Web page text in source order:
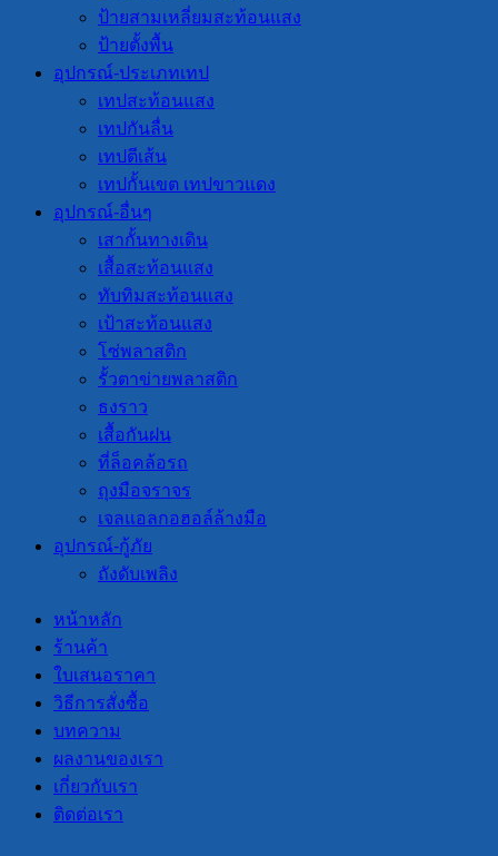
ป้ายสามเหลี่ยมสะท้อนแสง
ป้ายตั้งพื้น
อุปกรณ์-ประเภทเทป
เทปสะท้อนแสง
เทปกันลื่น
เทปตีเส้น
เทปกั้นเขต เทปขาวแดง
อุปกรณ์-อื่นๆ
เสากั้นทางเดิน
เสื้อสะท้อนแสง
ทับทิมสะท้อนแสง
เป้าสะท้อนแสง
โซ่พลาสติก
รั้วตาข่ายพลาสติก
ธงราว
เสื้อกันฝน
ที่ล็อคล้อรถ
ถุงมือจราจร
เจลแอลกอฮอล์ล้างมือ
อุปกรณ์-กู้ภัย
ถังดับเพลิง
หน้าหลัก
ร้านค้า
ใบเสนอราคา
วิธีการสั่งซื้อ
บทความ
ผลงานของเรา
เกี่ยวกับเรา
ติดต่อเรา